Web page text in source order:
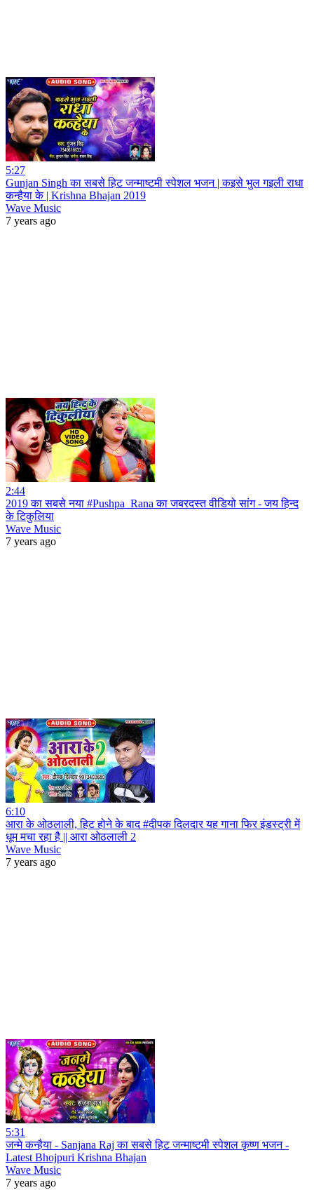
5:27
Gunjan Singh का सबसे हिट जन्माष्टमी स्पेशल भजन | कइसे भुल गइली राधा
कन्हैया के | Krishna Bhajan 2019
Wave Music
7 years ago
2:44
2019 का सबसे नया #Pushpa_Rana का जबरदस्त वीडियो सांग - जय हिन्द
के टिकुलिया
Wave Music
7 years ago
6:10
आरा के ओठलाली, हिट होने के बाद #दीपक दिलदार यह गाना फिर इंडस्ट्री में
धूम मचा रहा है || आरा ओठलाली 2
Wave Music
7 years ago
5:31
जन्मे कन्हैया - Sanjana Raj का सबसे हिट जन्माष्टमी स्पेशल कृष्ण भजन -
Latest Bhojpuri Krishna Bhajan
Wave Music
7 years ago